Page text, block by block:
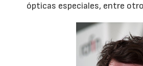
ópticas especiales, entre